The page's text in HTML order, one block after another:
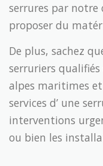
serrures par notre
proposer du
De plus, sachez
serruriers
alpes maritimes
services d’ une
interventions
ou bien les